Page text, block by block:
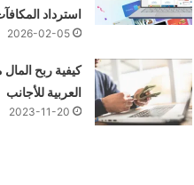
استرداد
2026-02-05
كيفية ربح
العربية للأجانب
2023-11-20